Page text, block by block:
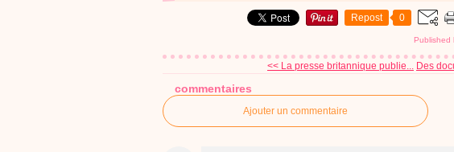
Repost 0
Published
<< La presse britannique publie... Des
commentaires
Ajouter un commentaire